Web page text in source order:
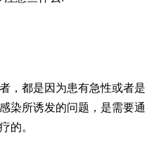
都是因为患有急性或者是
染所诱发的问题，是需要通
的。